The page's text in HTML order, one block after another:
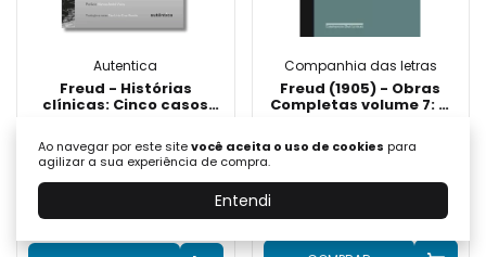
Ao navegar por este sitevocê aceita o uso de cookies para
agilizar a sua experiência de compra.
Entendi
Autentica
Freud - Histórias
clínicas: Cinco casos
clínica psicanalítica
R$139,80
R$132,81comPix
2 x deR$69,90 sem juros
Companhia das letras
Freud (1905) - Obras
Completas volume 7: O
com o inconsciente